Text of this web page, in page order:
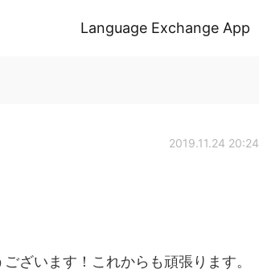
Language Exchange App
2019.11.24 20:24
ざいます！これからも頑張ります。